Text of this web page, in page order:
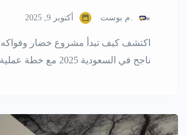
.م بوست أكتوبر 9, 2025
اكتشف كيف تبدأ مشروع خضار وفواكه
ناجح في السعودية 2025 مع خطة عملية
دراسة جدوى مشروع خضار وفواكه